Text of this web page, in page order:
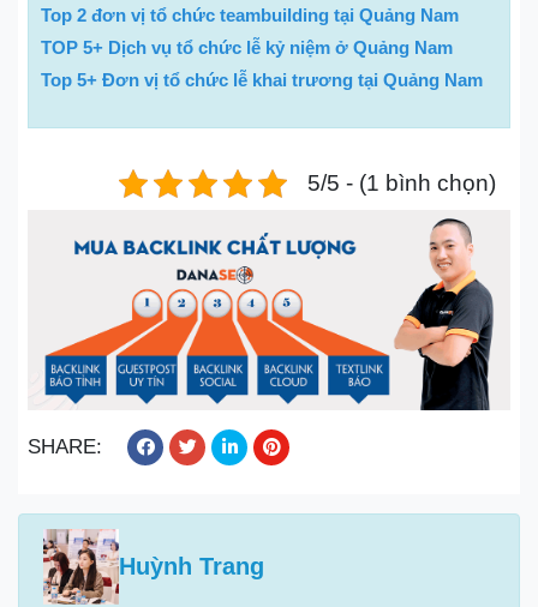
Top 2 đơn vị tổ chức teambuilding tại Quảng Nam
TOP 5+ Dịch vụ tổ chức lễ kỷ niệm ở Quảng Nam
Top 5+ Đơn vị tổ chức lễ khai trương tại Quảng Nam
5/5 - (1 bình chọn)
SHARE:
Huỳnh Trang